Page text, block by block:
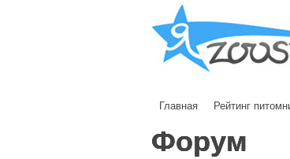
Главная Рейтинг
Форум